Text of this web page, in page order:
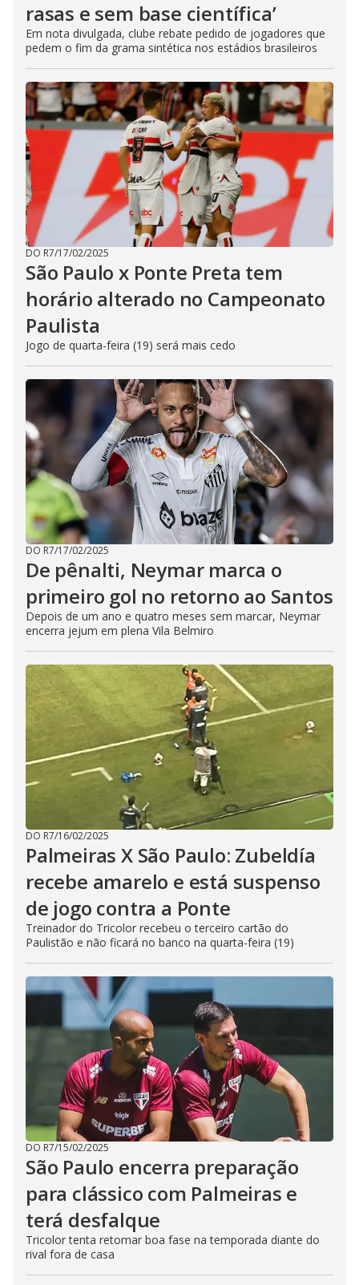
rasas e sem base científica’
Em nota divulgada, clube rebate pedido de jogadores que
pedem o fim da grama sintética nos estádios brasileiros
DO R7/17/02/2025
São Paulo x Ponte Preta tem
horário alterado no Campeonato
Paulista
Jogo de quarta-feira (19) será mais cedo
DO R7/17/02/2025
De pênalti, Neymar marca o
primeiro gol no retorno ao Santos
Depois de um ano e quatro meses sem marcar, Neymar
encerra jejum em plena Vila Belmiro
DO R7/16/02/2025
Palmeiras X São Paulo: Zubeldía
recebe amarelo e está suspenso
de jogo contra a Ponte
Treinador do Tricolor recebeu o terceiro cartão do
Paulistão e não ficará no banco na quarta-feira (19)
DO R7/15/02/2025
São Paulo encerra preparação
para clássico com Palmeiras e
terá desfalque
Tricolor tenta retomar boa fase na temporada diante do
rival fora de casa